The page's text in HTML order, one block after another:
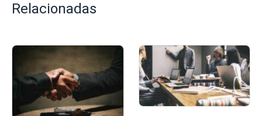
Relacionadas